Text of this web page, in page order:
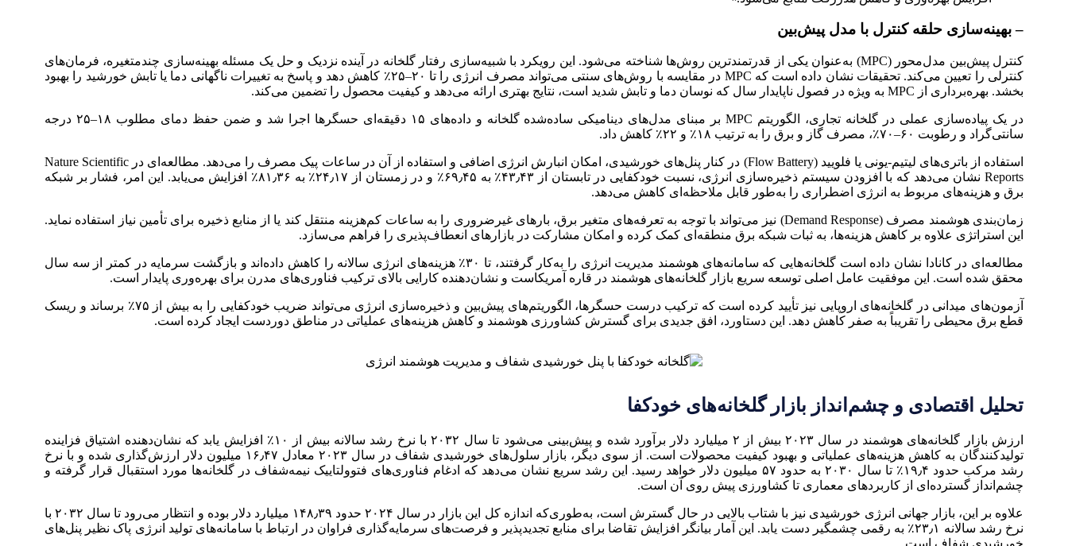
– بهینه‌سازی حلقه کنترل با مدل پیش‌بین
کنترل پیش‌بین مدل‌محور (MPC) به‌عنوان یکی از قدرتمندترین روش‌ها شناخته می‌شود. این رویکرد با شبیه‌سازی رفتار گلخانه در آینده نزدیک و حل یک مسئله بهینه‌سازی چندمتغیره، فرمان‌های
کنترلی را تعیین می‌کند. تحقیقات نشان داده است که MPC در مقایسه با روش‌های سنتی می‌تواند مصرف انرژی را تا ۲۰–۲۵٪ کاهش دهد و پاسخ به تغییرات ناگهانی دما یا تابش خورشید را بهبود
بخشد. بهره‌برداری از MPC به ویژه در فصول ناپایدار سال که نوسان دما و تابش شدید است، نتایج بهتری ارائه می‌دهد و کیفیت محصول را تضمین می‌کند.
در یک پیاده‌سازی عملی در گلخانه تجاری، الگوریتم MPC بر مبنای مدل‌های دینامیکی ساده‌شده گلخانه و داده‌های ۱۵ دقیقه‌ای حسگرها اجرا شد و ضمن حفظ دمای مطلوب ۱۸–۲۵ درجه
سانتی‌گراد و رطوبت ۶۰–۷۰٪، مصرف گاز و برق را به ترتیب ۱۸٪ و ۲۲٪ کاهش داد.
استفاده از باتری‌های لیتیم-یونی یا فلویید (Flow Battery) در کنار پنل‌های خورشیدی، امکان انبارش انرژی اضافی و استفاده از آن در ساعات پیک مصرف را می‌دهد. مطالعه‌ای در Nature Scientific
Reports نشان می‌دهد که با افزودن سیستم ذخیره‌سازی انرژی، نسبت خودکفایی در تابستان از ۴۳٫۴۳٪ به ۶۹٫۴۵٪ و در زمستان از ۲۴٫۱۷٪ به ۸۱٫۳۶٪ افزایش می‌یابد. این امر، فشار بر شبکه
برق و هزینه‌های مربوط به انرژی اضطراری را به‌طور قابل ملاحظه‌ای کاهش می‌دهد.
زمان‌بندی هوشمند مصرف (Demand Response) نیز می‌تواند با توجه به تعرفه‌های متغیر برق، بارهای غیرضروری را به ساعات کم‌هزینه منتقل کند یا از منابع ذخیره برای تأمین نیاز استفاده نماید.
این استراتژی علاوه بر کاهش هزینه‌ها، به ثبات شبکه برق منطقه‌ای کمک کرده و امکان مشارکت در بازارهای انعطاف‌پذیری را فراهم می‌سازد.
مطالعه‌ای در کانادا نشان داده است گلخانه‌هایی که سامانه‌های هوشمند مدیریت انرژی را به‌کار گرفتند، تا ۳۰٪ هزینه‌های انرژی سالانه را کاهش داده‌اند و بازگشت سرمایه در کمتر از سه سال
محقق شده است. این موفقیت عامل اصلی توسعه سریع بازار گلخانه‌های هوشمند در قاره آمریکاست و نشان‌دهنده کارایی بالای ترکیب فناوری‌های مدرن برای بهره‌وری پایدار است.
آزمون‌های میدانی در گلخانه‌های اروپایی نیز تأیید کرده است که ترکیب درست حسگرها، الگوریتم‌های پیش‌بین و ذخیره‌سازی انرژی می‌تواند ضریب خودکفایی را به بیش از ۷۵٪ برساند و ریسک
قطع برق محیطی را تقریباً به صفر کاهش دهد. این دستاورد، افق جدیدی برای گسترش کشاورزی هوشمند و کاهش هزینه‌های عملیاتی در مناطق دوردست ایجاد کرده است.
تحلیل اقتصادی و چشم‌انداز بازار گلخانه‌های خودکفا
ارزش بازار گلخانه‌های هوشمند در سال ۲۰۲۳ بیش از ۲ میلیارد دلار برآورد شده و پیش‌بینی می‌شود تا سال ۲۰۳۲ با نرخ رشد سالانه بیش از ۱۰٪ افزایش یابد که نشان‌دهنده اشتیاق فزاینده
تولیدکنندگان به کاهش هزینه‌های عملیاتی و بهبود کیفیت محصولات است. از سوی دیگر، بازار سلول‌های خورشیدی شفاف در سال ۲۰۲۳ معادل ۱۶٫۴۷ میلیون دلار ارزش‌گذاری شده و با نرخ
رشد مرکب حدود ۱۹٫۴٪ تا سال ۲۰۳۰ به حدود ۵۷ میلیون دلار خواهد رسید. این رشد سریع نشان می‌دهد که ادغام فناوری‌های فتوولتاییک نیمه‌شفاف در گلخانه‌ها مورد استقبال قرار گرفته و
چشم‌انداز گسترده‌ای از کاربردهای معماری تا کشاورزی پیش روی آن است.
علاوه بر این، بازار جهانی انرژی خورشیدی نیز با شتاب بالایی در حال گسترش است، به‌طوری‌که اندازه کل این بازار در سال ۲۰۲۴ حدود ۱۴۸٫۳۹ میلیارد دلار بوده و انتظار می‌رود تا سال ۲۰۳۲ با
نرخ رشد سالانه ۲۳٫۱٪ به رقمی چشمگیر دست یابد. این آمار بیانگر افزایش تقاضا برای منابع تجدیدپذیر و فرصت‌های سرمایه‌گذاری فراوان در ارتباط با سامانه‌های تولید انرژی پاک نظیر پنل‌های
خورشیدی شفاف است.